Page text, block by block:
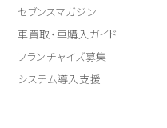
セブンスマガジン
車買取・車購入ガイド
フランチャイズ募集
システム導入支援